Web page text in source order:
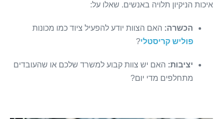
איכות הניקיון תלויה באנשים. שאלו על:
הכשרה:האם הצוות יודע להפעיל ציוד כמו מכונות
פוליש קריסטלי?
יציבות:האם יש צוות קבוע למשרד שלכם או שהעובדים
מתחלפים מדי יום?